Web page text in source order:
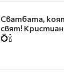
Сватбата,
свят!
💍🍾